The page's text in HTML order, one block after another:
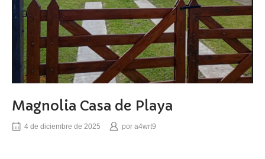
Magnolia Casa de Playa
4 de diciembre de 2025 por a4wrt9